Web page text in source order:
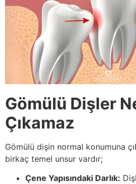
Gömülü Dişler
Çıkamaz
Gömülü dişin normal konumuna
birkaç temel unsur vardır;
Çene Yapısındaki Darlık: